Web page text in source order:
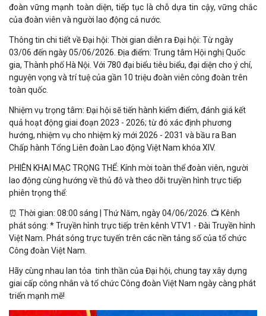
đoàn vững mạnh toàn diện, tiếp tục là chỗ dựa tin cậy, vững chắc
của đoàn viên và người lao động cả nước.
Thông tin chi tiết về Đại hội: Thời gian diễn ra Đại hội: Từ ngày
03/06 đến ngày 05/06/2026. Địa điểm: Trung tâm Hội nghị Quốc
gia, Thành phố Hà Nội. Với 780 đại biểu tiêu biểu, đại diện cho ý chí,
nguyện vọng và trí tuệ của gần 10 triệu đoàn viên công đoàn trên
toàn quốc.
Nhiệm vụ trọng tâm: Đại hội sẽ tiến hành kiểm điểm, đánh giá kết
quả hoạt động giai đoạn 2023 - 2026; từ đó xác định phương
hướng, nhiệm vụ cho nhiệm kỳ mới 2026 - 2031 và bầu ra Ban
Chấp hành Tổng Liên đoàn Lao động Việt Nam khóa XIV.
PHIÊN KHAI MẠC TRỌNG THỂ: Kính mời toàn thể đoàn viên, người
lao động cùng hướng về thủ đô và theo dõi truyền hình trực tiếp
phiên trọng thể:
⏰ Thời gian: 08:00 sáng | Thứ Năm, ngày 04/06/2026. 📺 Kênh
phát sóng: * Truyền hình trực tiếp trên kênh VTV1 - Đài Truyền hình
Việt Nam. Phát sóng trực tuyến trên các nền tảng số của tổ chức
Công đoàn Việt Nam.
Hãy cùng nhau lan tỏa tinh thần của Đại hội, chung tay xây dựng
giai cấp công nhân và tổ chức Công đoàn Việt Nam ngày càng phát
triển mạnh mẽ!